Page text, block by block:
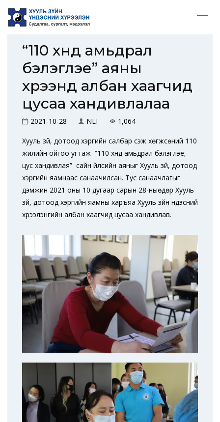
“110 хүнд амьдрал
бэлэглэе” аяны
хүрээнд албан хаагчид
цусаа хандивлалаа
2021-10-28 NLI 1,064
Хууль зүй, дотоод хэргийн салбар үүсэж хөгжсөний 110
жилийн ойгоо угтаж “110 хүнд амьдрал бэлэглэе,
цус хандивлая” сайн үйлсийн аяныг Хууль зүй, дотоод
хэргийн яамнаас санаачилсан. Тус санаачлагыг
дэмжин 2021 оны 10 дугаар сарын 28-ныөдөр Хууль
зүй, дотоод хэргийн яамны харъяа Хууль зүйн үндэсний
хүрээлэнгийн албан хаагчид цусаа хандивлав.